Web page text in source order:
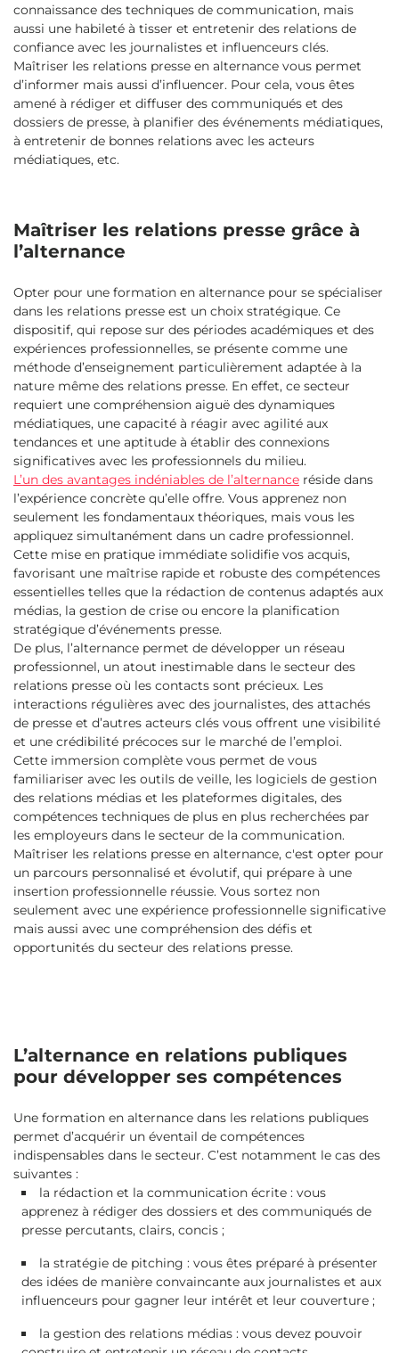
connaissance des techniques de communication, mais
aussi une habileté à tisser et entretenir des relations de
confiance avec les journalistes et influenceurs clés.
Maîtriser les relations presse en alternance vous permet
d’informer mais aussi d’influencer. Pour cela, vous êtes
amené à rédiger et diffuser des communiqués et des
dossiers de presse, à planifier des événements médiatiques,
à entretenir de bonnes relations avec les acteurs
médiatiques, etc.
Maîtriser les relations presse grâce à
l’alternance
Opter pour une formation en alternance pour se spécialiser
dans les relations presse est un choix stratégique. Ce
dispositif, qui repose sur des périodes académiques et des
expériences professionnelles, se présente comme une
méthode d’enseignement particulièrement adaptée à la
nature même des relations presse. En effet, ce secteur
requiert une compréhension aiguë des dynamiques
médiatiques, une capacité à réagir avec agilité aux
tendances et une aptitude à établir des connexions
significatives avec les professionnels du milieu.
L’un des avantages indéniables de l’alternance réside dans
l’expérience concrète qu’elle offre. Vous apprenez non
seulement les fondamentaux théoriques, mais vous les
appliquez simultanément dans un cadre professionnel.
Cette mise en pratique immédiate solidifie vos acquis,
favorisant une maîtrise rapide et robuste des compétences
essentielles telles que la rédaction de contenus adaptés aux
médias, la gestion de crise ou encore la planification
stratégique d’événements presse.
De plus, l’alternance permet de développer un réseau
professionnel, un atout inestimable dans le secteur des
relations presse où les contacts sont précieux. Les
interactions régulières avec des journalistes, des attachés
de presse et d’autres acteurs clés vous offrent une visibilité
et une crédibilité précoces sur le marché de l’emploi.
Cette immersion complète vous permet de vous
familiariser avec les outils de veille, les logiciels de gestion
des relations médias et les plateformes digitales, des
compétences techniques de plus en plus recherchées par
les employeurs dans le secteur de la communication.
Maîtriser les relations presse en alternance, c'est opter pour
un parcours personnalisé et évolutif, qui prépare à une
insertion professionnelle réussie. Vous sortez non
seulement avec une expérience professionnelle significative
mais aussi avec une compréhension des défis et
opportunités du secteur des relations presse.
L’alternance en relations publiques
pour développer ses compétences
Une formation en alternance dans les relations publiques
permet d’acquérir un éventail de compétences
indispensables dans le secteur. C’est notamment le cas des
suivantes :
la rédaction et la communication écrite : vous
apprenez à rédiger des dossiers et des communiqués de
presse percutants, clairs, concis ;
la stratégie de pitching : vous êtes préparé à présenter
des idées de manière convaincante aux journalistes et aux
influenceurs pour gagner leur intérêt et leur couverture ;
la gestion des relations médias : vous devez pouvoir